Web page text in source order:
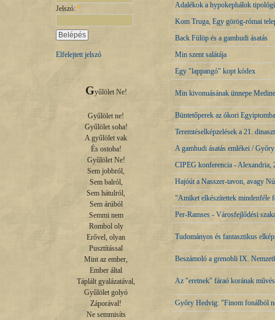
Jelszó: *
Elfelejtett jelszó
Gyűlölet Ne!
Gyűlölet ne!
Gyűlölet soha!
A gyűlölet vak
És ostoba!
Gyűlölet Ne!
Sem jobbról,
Sem balról,
Sem hátulról,
Sem árúból
Semmi nem
Rombol oly
Erővel, olyan
Pusztítással
Mint az ember,
Ember által
Táplált gyalázatával,
Gyűlölet golyó
Záporával!
Ne semmisíts
Adalékok a hypokephálok
Kom Truga, Egy görög-római
Back Fülöp és a gamhudi ásatás
Min szent salátája
Egy "lappangó" kopt kódex
Min kivonuásának ünnepe
Büntetőperek az ókori
Teremtéselképzelések a 21.
A gamhudi ásatás emlékei /
CIPEG konferencia - Alexandria,
Hajóút a Nasszer-tavon, avagy
"Amiket elkészítettek mindenféle
Per-Ramses - Városfejlődési
Tudományos és fantasztikus
Beszámoló a grenobli IX.
Az "eretnek" fáraó korának
Győry Hedvig: "Finom fonálból